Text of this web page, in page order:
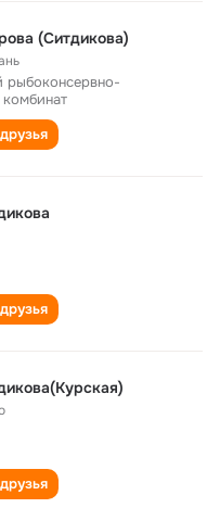
(Ситдикова)
рыбоконсервно-